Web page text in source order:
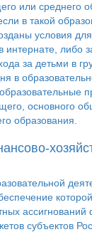
или среднего
в такой
условия
интернате, либо
за детьми в
в
основного
образования.
ассигнований
субъектов